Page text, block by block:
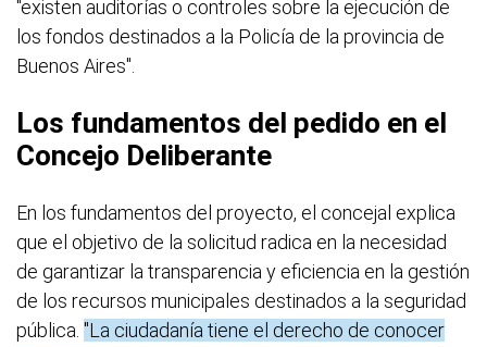
"existen auditorías o controles sobre la ejecución de
los fondos destinados a la Policía de la provincia de
Buenos Aires".
Los fundamentos del pedido en el
Concejo Deliberante
En los fundamentos del proyecto, el concejal explica
que el objetivo de la solicitud radica en la necesidad
de garantizar la transparencia y eficiencia en la gestión
de los recursos municipales destinados a la seguridad
pública. "La ciudadanía tiene el derecho de conocer